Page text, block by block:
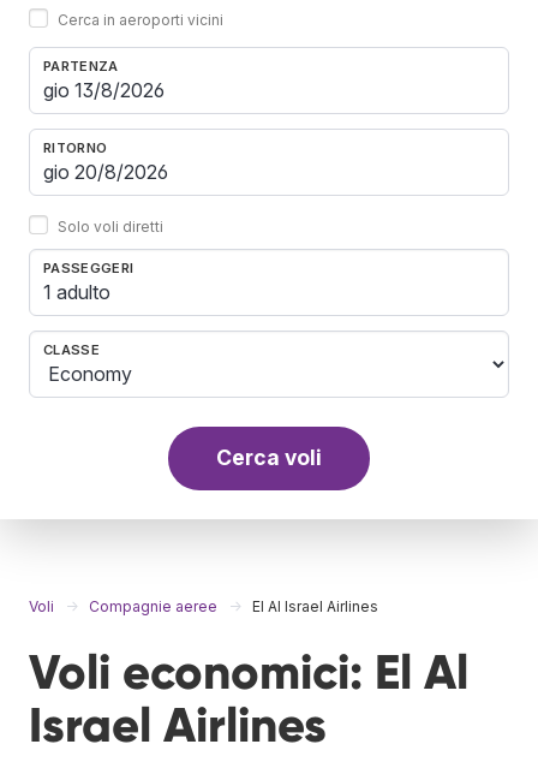
Cerca in aeroporti vicini
PARTENZA
RITORNO
Solo voli diretti
PASSEGGERI
1 adulto
CLASSE
Cerca voli
Voli Compagnie aeree El Al Israel Airlines
Voli economici: El Al
Israel Airlines